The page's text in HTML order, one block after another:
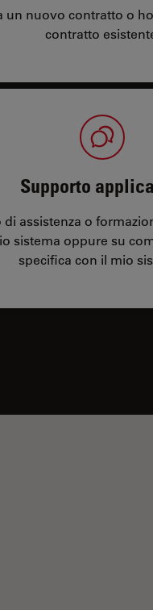
un nuovo contratto o
contratto
Supporto
assistenza o
sistema oppure su
specifica con il mio
local contacts